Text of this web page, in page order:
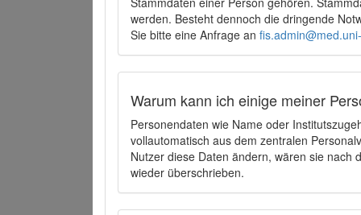
werden. Besteht dennoch die dringende
Sie bitte eine Anfrage an
Warum kann ich einige meiner
Personendaten wie Name oder
vollautomatisch aus dem zentralen
Nutzer diese Daten ändern, wären sie
wieder überschrieben.